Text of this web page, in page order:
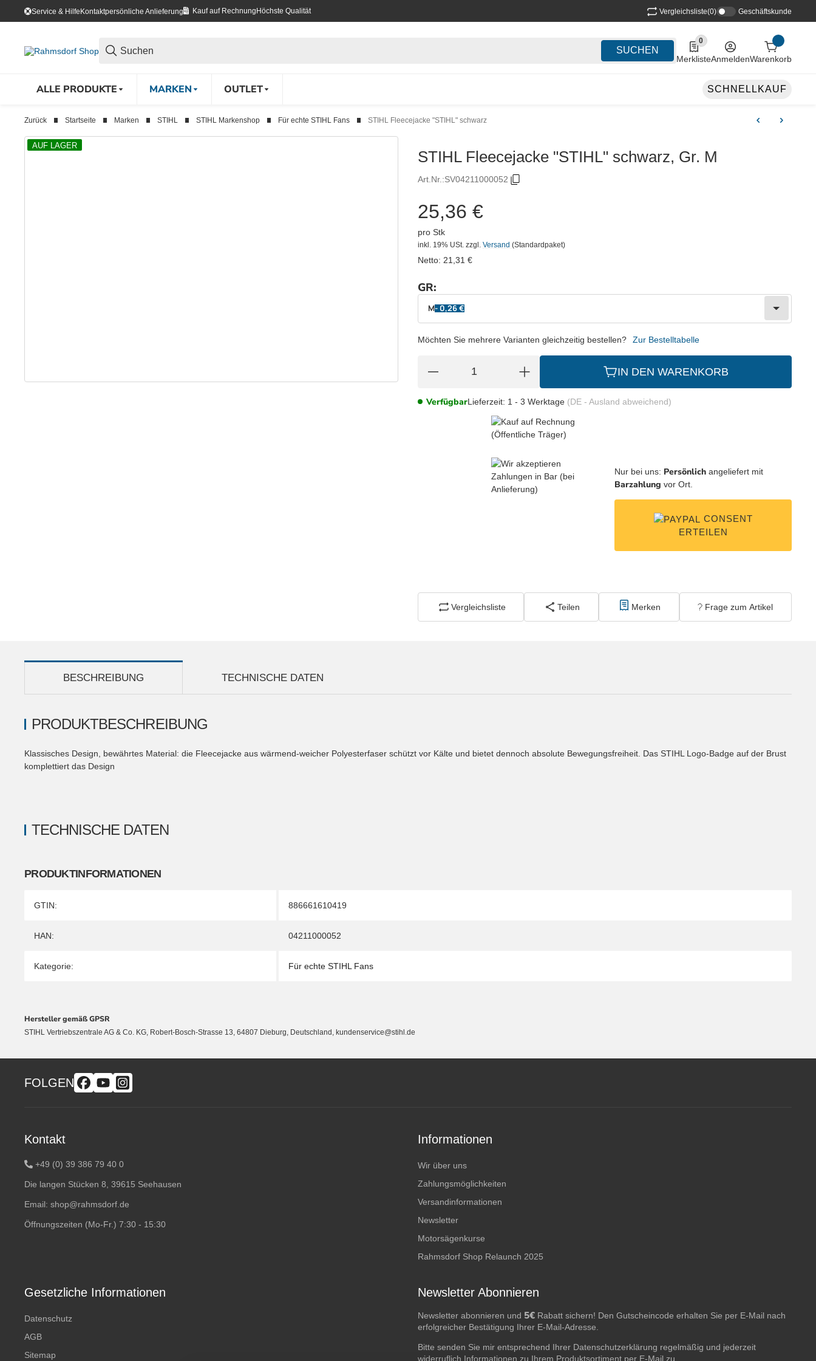
Service & HilfeKontaktpersönliche Anlieferung Kauf auf Rechnung Höchste Qualität Vergleichsliste(0) Geschäftskunde
SUCHEN
0
0 Produkte in der Liste
MerklisteAnmeldenWarenkorb
ALLE PRODUKTE MARKEN OUTLET SCHNELLKAUF
Zurück Startseite Marken STIHL STIHL Markenshop Für echte STIHL Fans STIHL Fleecejacke "STIHL" schwarz
AUF LAGER
STIHL Fleecejacke "STIHL" schwarz, Gr. M
Art.Nr.:SV04211000052
25,36 €
pro Stk
inkl. 19% USt. zzgl. Versand (Standardpaket)
Netto: 21,31 €
GR:
M- 0,26 €
Möchten Sie mehrere Varianten gleichzeitig bestellen? Zur Bestelltabelle
IN DEN WARENKORB
VerfügbarLieferzeit: 1 - 3 Werktage (DE - Ausland abweichend)
Nur bei uns: Persönlich angeliefert mit
Barzahlung vor Ort.
CONSENT
ERTEILEN
Vergleichsliste Teilen Merken Frage zum Artikel
TECHNISCHE DATEN
BESCHREIBUNG
TECHNISCHE DATEN
PRODUKTINFORMATIONEN
Produkteigenschaft
Wert
GTIN: 886661610419
HAN: 04211000052
Kategorie: Für echte STIHL Fans
PRODUKTBESCHREIBUNG
Klassisches Design, bewährtes Material: die Fleecejacke aus wärmend-weicher Polyesterfaser schützt vor Kälte und bietet dennoch absolute Bewegungsfreiheit. Das STIHL Logo-Badge auf der Brust
komplettiert das Design
Hersteller gemäß GPSR
STIHL Vertriebszentrale AG & Co. KG, Robert-Bosch-Strasse 13, 64807 Dieburg, Deutschland, kundenservice@stihl.de
FOLGEN
Kontakt
+49 (0) 39 386 79 40 0
Die langen Stücken 8, 39615 Seehausen
Email: shop@rahmsdorf.de
Öffnungszeiten (Mo-Fr.) 7:30 - 15:30
Informationen
Wir über uns
Zahlungsmöglichkeiten
Versandinformationen
Newsletter
Motorsägenkurse
Rahmsdorf Shop Relaunch 2025
Gesetzliche Informationen
Datenschutz
AGB
Sitemap
Newsletter Abonnieren
Newsletter abonnieren und 5€ Rabatt sichern! Den Gutscheincode erhalten Sie per E-Mail nach
erfolgreicher Bestätigung Ihrer E-Mail-Adresse.
Bitte senden Sie mir entsprechend Ihrer Datenschutzerklärung regelmäßig und jederzeit
widerruflich Informationen zu Ihrem Produktsortiment per E-Mail zu.